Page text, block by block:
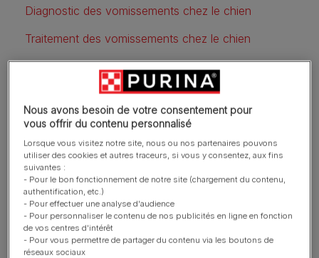
Diagnostic des vomissements chez le chien
Traitement des vomissements chez le chien
Conseils nutritionnels après des vomissements
Votre chien vomit après le
repas? Différence entre
vomissements et
régurgitation
Nous avons besoin de votre consentement pour
vous offrir du contenu personnalisé
Lorsque vous visitez notre site, nous ou nos partenaires pouvons
utiliser des cookies et autres traceurs, si vous y consentez, aux fins
suivantes :
- Pour le bon fonctionnement de notre site (chargement du contenu,
authentification, etc.)
- Pour effectuer une analyse d'audience
- Pour personnaliser le contenu de nos publicités en ligne en fonction
de vos centres d'intérêt
- Pour vous permettre de partager du contenu via les boutons de
réseaux sociaux